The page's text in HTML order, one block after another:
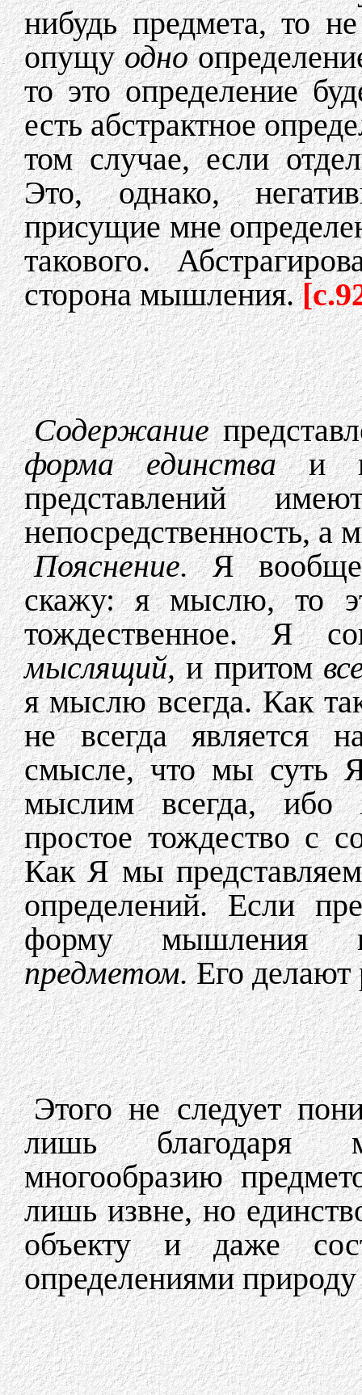
нибудь предмета, то
опущуодно
то это определение
есть абстрактное
том случае, если
Это, однако,
присущие мне
такового.
сторона мышления.
Содержание
форма единстваи
представлений
непосредственность, а
Пояснение.Я
скажу: я мыслю, то
тождественное. Я
мыслящий,и притом
я мыслю всегда. Как
не всегда является
смысле, что мы суть
мыслим всегда, ибо
простое тождество с
Как Я мы
определений. Если
форму мышления
предметом.Его делают
Этого не следует
лишь благодаря
многообразию
лишь извне, но
объекту и даже
определениями